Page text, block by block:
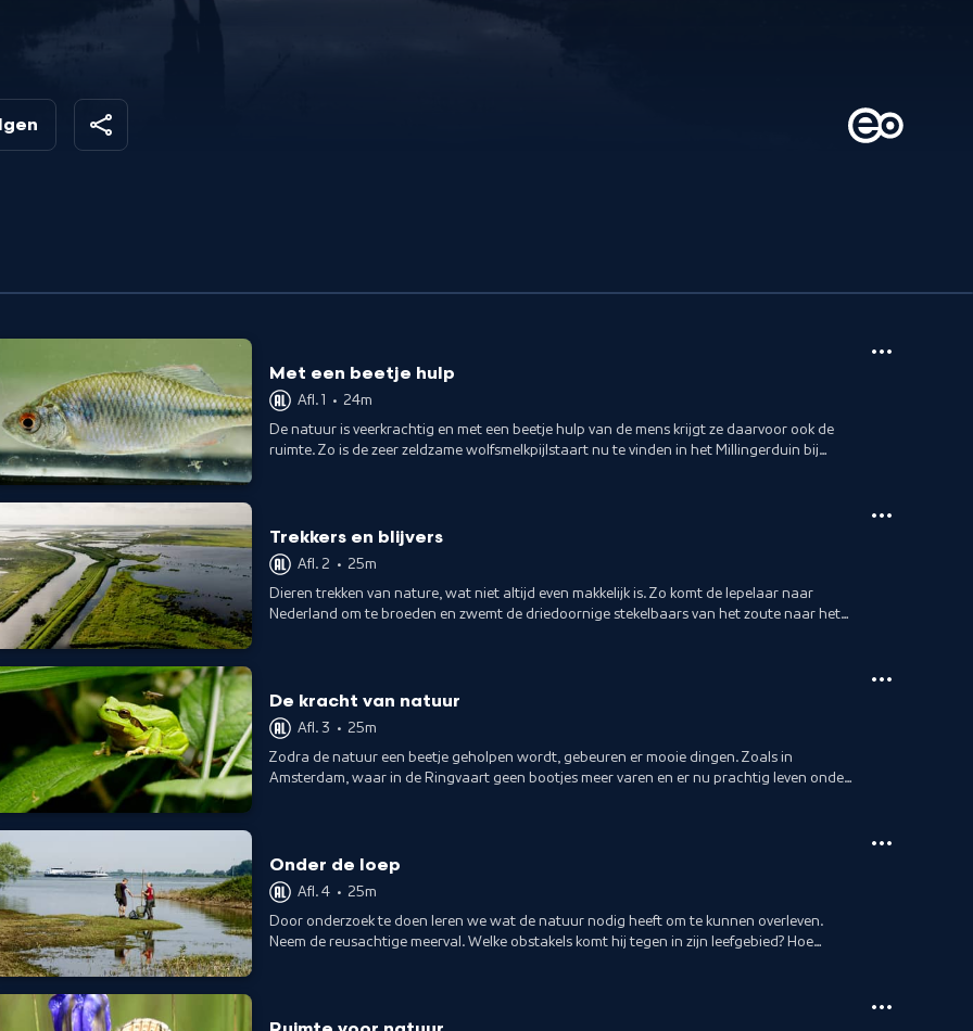
Met een beetje hulp
Afl. 1 • 24m
De natuur is veerkrachtig en met een beetje hulp van de mens krijgt ze daarvoor ook de
ruimte. Zo is de zeer zeldzame wolfsmelkpijlstaart nu te vinden in het Millingerduin bij
Trekkers en blijvers
Afl. 2 • 25m
Dieren trekken van nature, wat niet altijd even makkelijk is. Zo komt de lepelaar naar
Nederland om te broeden en zwemt de driedoornige stekelbaars van het zoute naar het
De kracht van natuur
Afl. 3 • 25m
Zodra de natuur een beetje geholpen wordt, gebeuren er mooie dingen. Zoals in
Amsterdam, waar in de Ringvaart geen bootjes meer varen en er nu prachtig leven onder
Onder de loep
Afl. 4 • 25m
Door onderzoek te doen leren we wat de natuur nodig heeft om te kunnen overleven.
Neem de reusachtige meerval. Welke obstakels komt hij tegen in zijn leefgebied? Hoe